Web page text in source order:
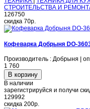
СТРОИТЕЛЬСТВА И
126750
скидка 70р.
Кофеварка Добрыня DO-
Производитель : Добрыня |
1 760
В наличии
зарегистрируйся и получи
129992
скидка 200р.